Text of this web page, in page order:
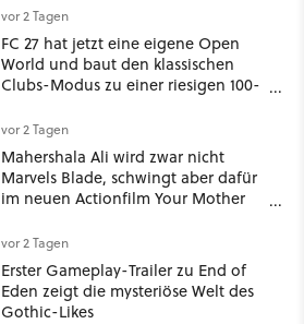
vor 2 Tagen
FC 27 hat jetzt eine eigene Open
World und baut den klassischen
Clubs-Modus zu einer riesigen 100-
vor 2 Tagen
Mahershala Ali wird zwar nicht
Marvels Blade, schwingt aber dafür
im neuen Actionfilm Your Mother
Schwert
vor 2 Tagen
Erster Gameplay-Trailer zu End of
Eden zeigt die mysteriöse Welt des
Gothic-Likes